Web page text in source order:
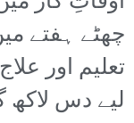
چھٹے ہفتے
تعلیم اور
لیے دس لاکھ